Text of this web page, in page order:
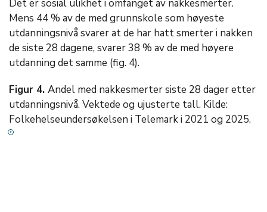
Det er sosial ulikhet i omfanget av nakkesmerter.
Mens 44 % av de med grunnskole som høyeste
utdanningsnivå svarer at de har hatt smerter i nakken
de siste 28 dagene, svarer 38 % av de med høyere
utdanning det samme (fig. 4).
Figur 4. Andel med nakkesmerter siste 28 dager etter
utdanningsnivå. Vektede og ujusterte tall. Kilde:
Folkehelseundersøkelsen i Telemark i 2021 og 2025.